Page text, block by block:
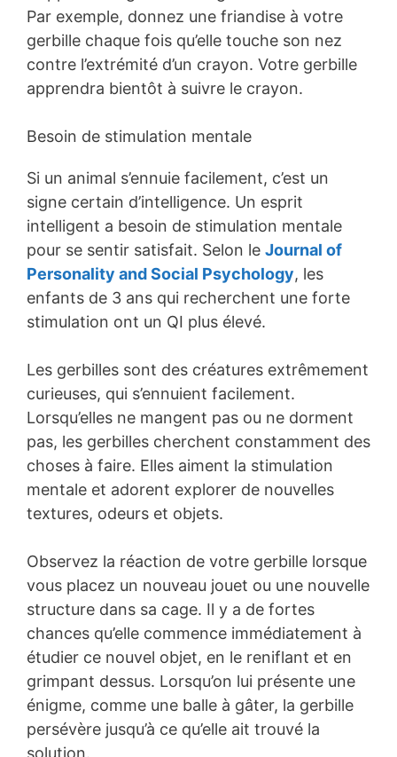
Par exemple, donnez une friandise à votre
gerbille chaque fois qu’elle touche son nez
contre l’extrémité d’un crayon. Votre gerbille
apprendra bientôt à suivre le crayon.
Besoin de stimulation mentale
Si un animal s’ennuie facilement, c’est un
signe certain d’intelligence. Un esprit
intelligent a besoin de stimulation mentale
pour se sentir satisfait. Selon le Journal of
Personality and Social Psychology, les
enfants de 3 ans qui recherchent une forte
stimulation ont un QI plus élevé.
Les gerbilles sont des créatures extrêmement
curieuses, qui s’ennuient facilement.
Lorsqu’elles ne mangent pas ou ne dorment
pas, les gerbilles cherchent constamment des
choses à faire. Elles aiment la stimulation
mentale et adorent explorer de nouvelles
textures, odeurs et objets.
Observez la réaction de votre gerbille lorsque
vous placez un nouveau jouet ou une nouvelle
structure dans sa cage. Il y a de fortes
chances qu’elle commence immédiatement à
étudier ce nouvel objet, en le reniflant et en
grimpant dessus. Lorsqu’on lui présente une
énigme, comme une balle à gâter, la gerbille
persévère jusqu’à ce qu’elle ait trouvé la
solution.